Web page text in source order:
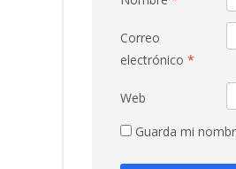
Correo
electrónico *
Web
Guarda mi